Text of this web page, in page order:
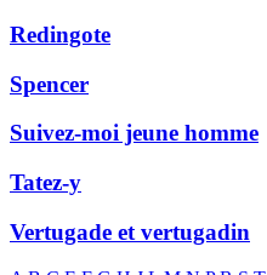
Redingote
Spencer
Suivez-moi jeune homme
Tatez-y
Vertugade et vertugadin